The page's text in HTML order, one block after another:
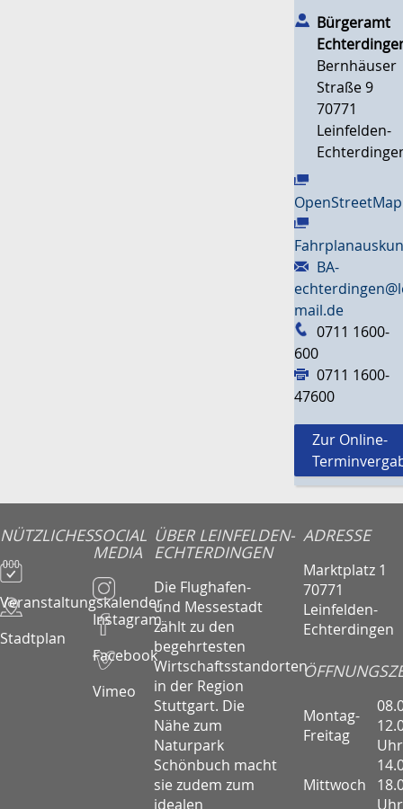
Bürgeramt
Bernhäuser
Straße 9
70771
Leinfelden-
OpenStreetMap
BA-
mail.de
0711 1600-
600
0711 1600-
47600
Zur Online-
NÜTZLICHES
Veranstaltungskalender
Stadtplan
SOCIAL
MEDIA
Instagram
Facebook
Vimeo
ÜBER LEINFELDEN-
ECHTERDINGEN
Die Flughafen-
und Messestadt
zählt zu den
begehrtesten
Wirtschaftsstandorten
in der Region
Stuttgart. Die
Nähe zum
Naturpark
Schönbuch macht
sie zudem zum
idealen
ADRESSE
Marktplatz 1
70771
Leinfelden-
Echterdingen
Montag-
Freitag
Uhr
Mittwoch
Uhr